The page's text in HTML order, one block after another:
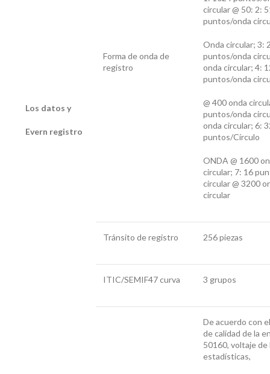
Los datos y
Evern registro
Forma de onda de
registro
circular @ 50: 2:
puntos/onda
Onda circular; 3:
puntos/onda
onda circular; 4:
puntos/onda
@ 400 onda
puntos/onda
onda circular; 6:
puntos/Círculo
ONDA @ 1600
circular; 7: 16
circular @ 3200
circular
Tránsito de registro 256 piezas
ITIC/SEMIF47 curva 3 grupos
De acuerdo con
de calidad de la
50160, voltaje de
estadísticas,